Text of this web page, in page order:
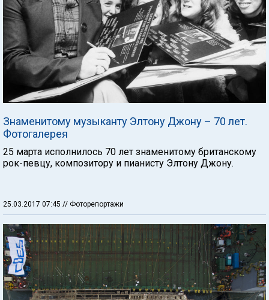
Знаменитому музыканту Элтону Джону – 70 лет.
Фотогалерея
25 марта исполнилось 70 лет знаменитому британскому
рок-певцу, композитору и пианисту Элтону Джону.
25.03.2017 07:45 // Фоторепортажи